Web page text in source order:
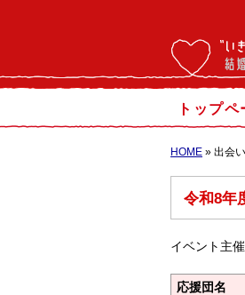
トップペ
HOME » 出会
令和8年
イベント主
応援団名